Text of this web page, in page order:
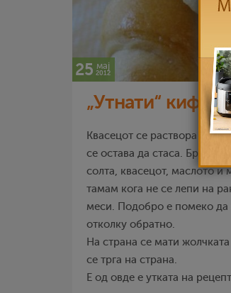
25 мај
2012
„Утнати“
Квасецот се раствора во
се остава да стаса.
солта, квасецот, маслото и
тамам кога не се лепи на
меси. Подобро е помеко да
отколку обратно.
На страна се мати
се трга на страна.
Е од овде е утката на